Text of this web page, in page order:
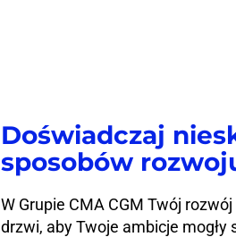
Doświadczaj
sposobów
W Grupie CMA CGM Twój
drzwi, aby Twoje ambicje mogły